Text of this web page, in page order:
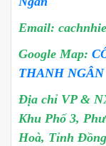
Email:
Google Map:
THANH NGÂN
Địa chỉ VP &
Khu Phố 3,
Hoà, Tỉnh